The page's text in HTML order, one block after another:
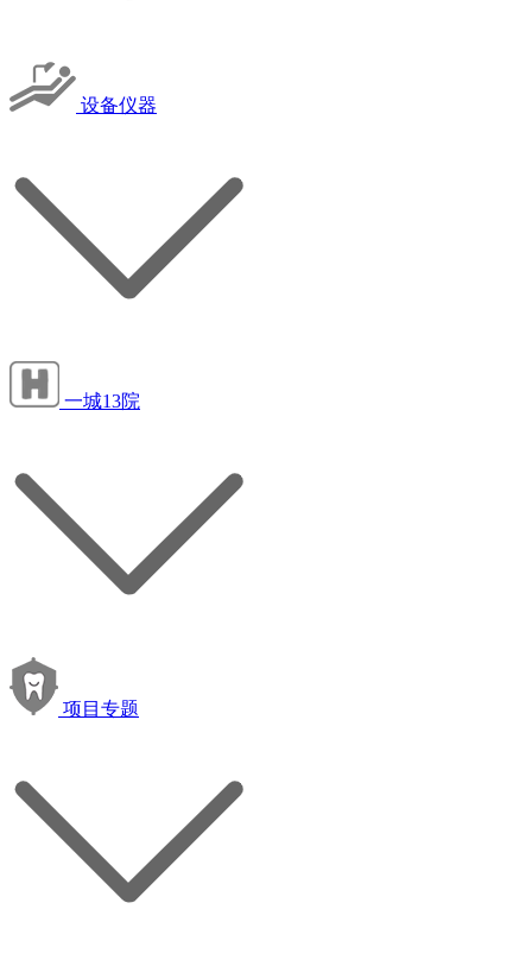
设备仪器
一城13院
项目专题